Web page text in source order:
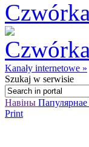
Kanały internetowe »
Szukaj w serwisie
Навіны Папулярнае
Print